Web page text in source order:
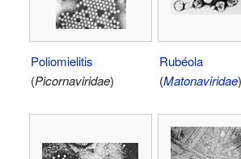
Poliomielitis
(Picornaviridae)
Rubéola
(Matonaviridae)